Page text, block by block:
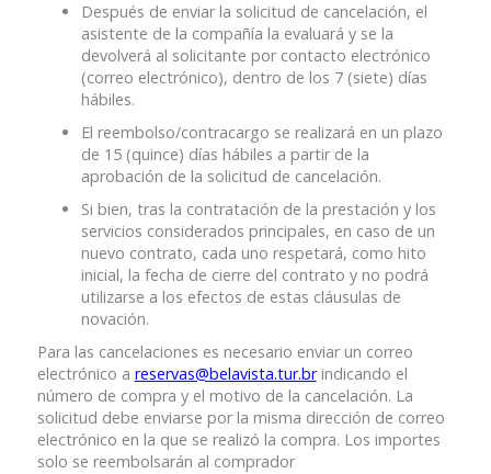
Después de enviar la solicitud de cancelación, el
asistente de la compañía la evaluará y se la
devolverá al solicitante por contacto electrónico
(correo electrónico), dentro de los 7 (siete) días
hábiles.
El reembolso/contracargo se realizará en un plazo
de 15 (quince) días hábiles a partir de la
aprobación de la solicitud de cancelación.
Si bien, tras la contratación de la prestación y los
servicios considerados principales, en caso de un
nuevo contrato, cada uno respetará, como hito
inicial, la fecha de cierre del contrato y no podrá
utilizarse a los efectos de estas cláusulas de
novación.
Para las cancelaciones es necesario enviar un correo
electrónico a reservas@belavista.tur.brindicando el
número de compra y el motivo de la cancelación. La
solicitud debe enviarse por la misma dirección de correo
electrónico en la que se realizó la compra. Los importes
solo se reembolsarán al comprador